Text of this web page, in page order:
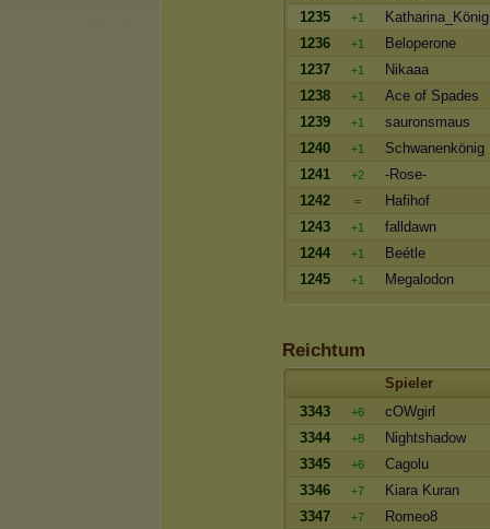
1235
+1
Katharina_König
1236
+1
Beloperone
1237
+1
Nikaaa
1238
+1
Ace of Spades
1239
+1
sauronsmaus
1240
+1
Schwanenkönig
1241
+2
-Rose-
1242
=
Hafihof
1243
+1
falldawn
1244
+1
Beétle
1245
+1 Megalodon
Reichtum
Spieler
3343
+6
cOWgirl
3344
+8
Nightshadow
3345
+6
Cagolu
3346
+7
Kiara Kuran
3347
+7
Romeo8